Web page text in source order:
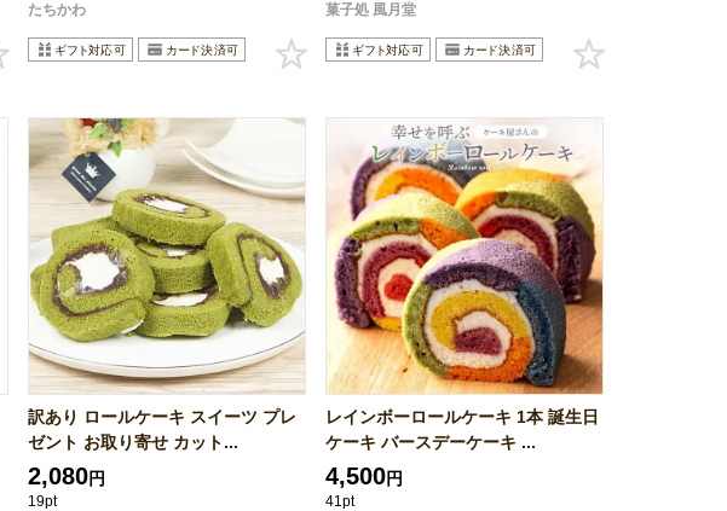
たちかわ
菓子処 風月堂
訳あり ロールケーキ スイーツ プレ
ゼント お取り寄せ カット...
2,080円
19pt
レインボーロールケーキ 1本 誕生日
ケーキ バースデーケーキ ...
4,500円
41pt